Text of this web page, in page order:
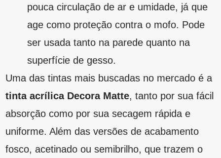
Ao reformar uma casa, são muitos os espaços
com necessidades distintas, certo? Você pode
notar que os cômodos, muitas vezes, precisam
de tipos de tintas diferentes. Então, anote
nossas dicas para saber em quais opções
apostar.
Tenha em mente os ambientes a serem
pintados;
Encomende a tinta correta para cada